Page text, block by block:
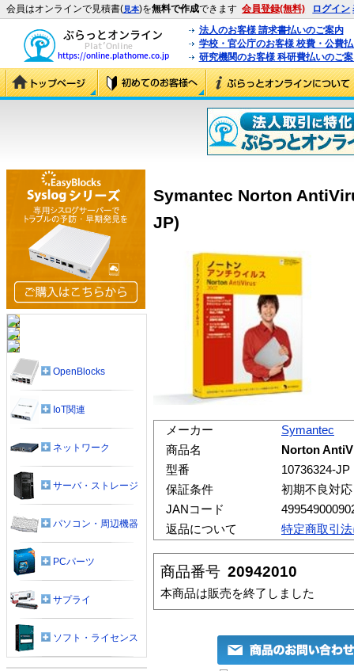
会員はオンラインで見積書(見本)を無料で作成できます 会員登録(無料) ログイン
法人のお客様 請求書払いのご案内
学校・官公庁のお客様 校費・公費
研究機関のお客様 科研費払いのご
Symantec Norton
JP)
メーカー
Symantec
商品名
Norton
型番
10736324-JP
保証条件
初期不良対
JANコード
返品について
特定商取引
商品番号 20942010
本商品は販売を終了しました
OpenBlocks
IoT関連
ネットワーク
サーバ・ストレージ
パソコン・周辺機器
PCパーツ
サプライ
ソフト・ライセンス